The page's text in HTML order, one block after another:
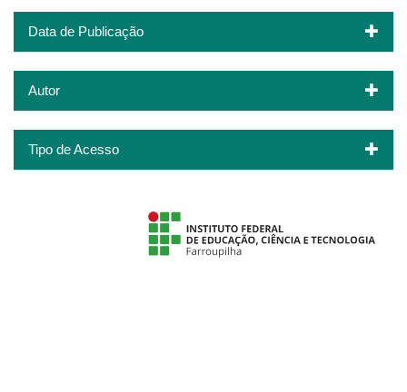
Data de Publicação
Autor
Tipo de Acesso